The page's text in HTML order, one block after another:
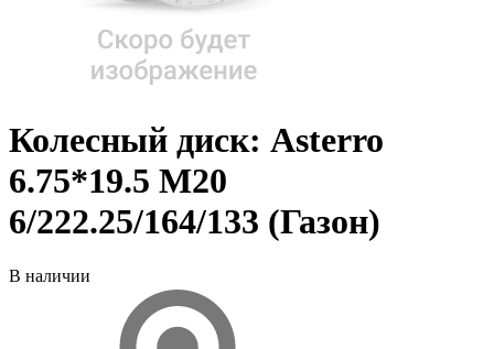
Колесный диск: Asterro
6.75*19.5 M20
6/222.25/164/133 (Газон)
В наличии